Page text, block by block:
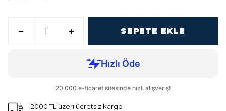
SEPETE EKLE
2000 TL üzeri ücretsiz kargo